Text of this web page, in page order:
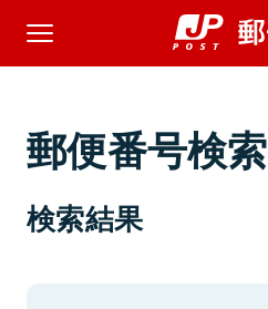
郵便番号検索
検索結果